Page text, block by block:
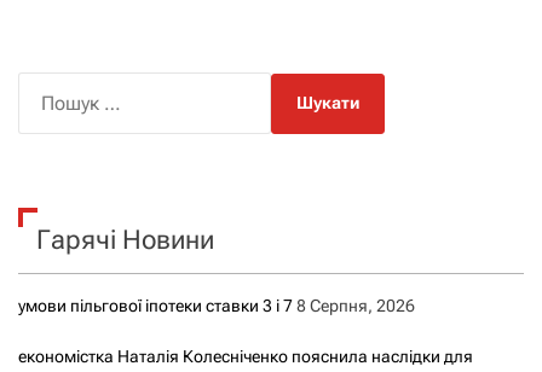
к
Гарячі Новини
умови пільгової іпотеки ставки 3 і 78 Серпня, 2026
економістка Наталія Колесніченко пояснила наслідки для